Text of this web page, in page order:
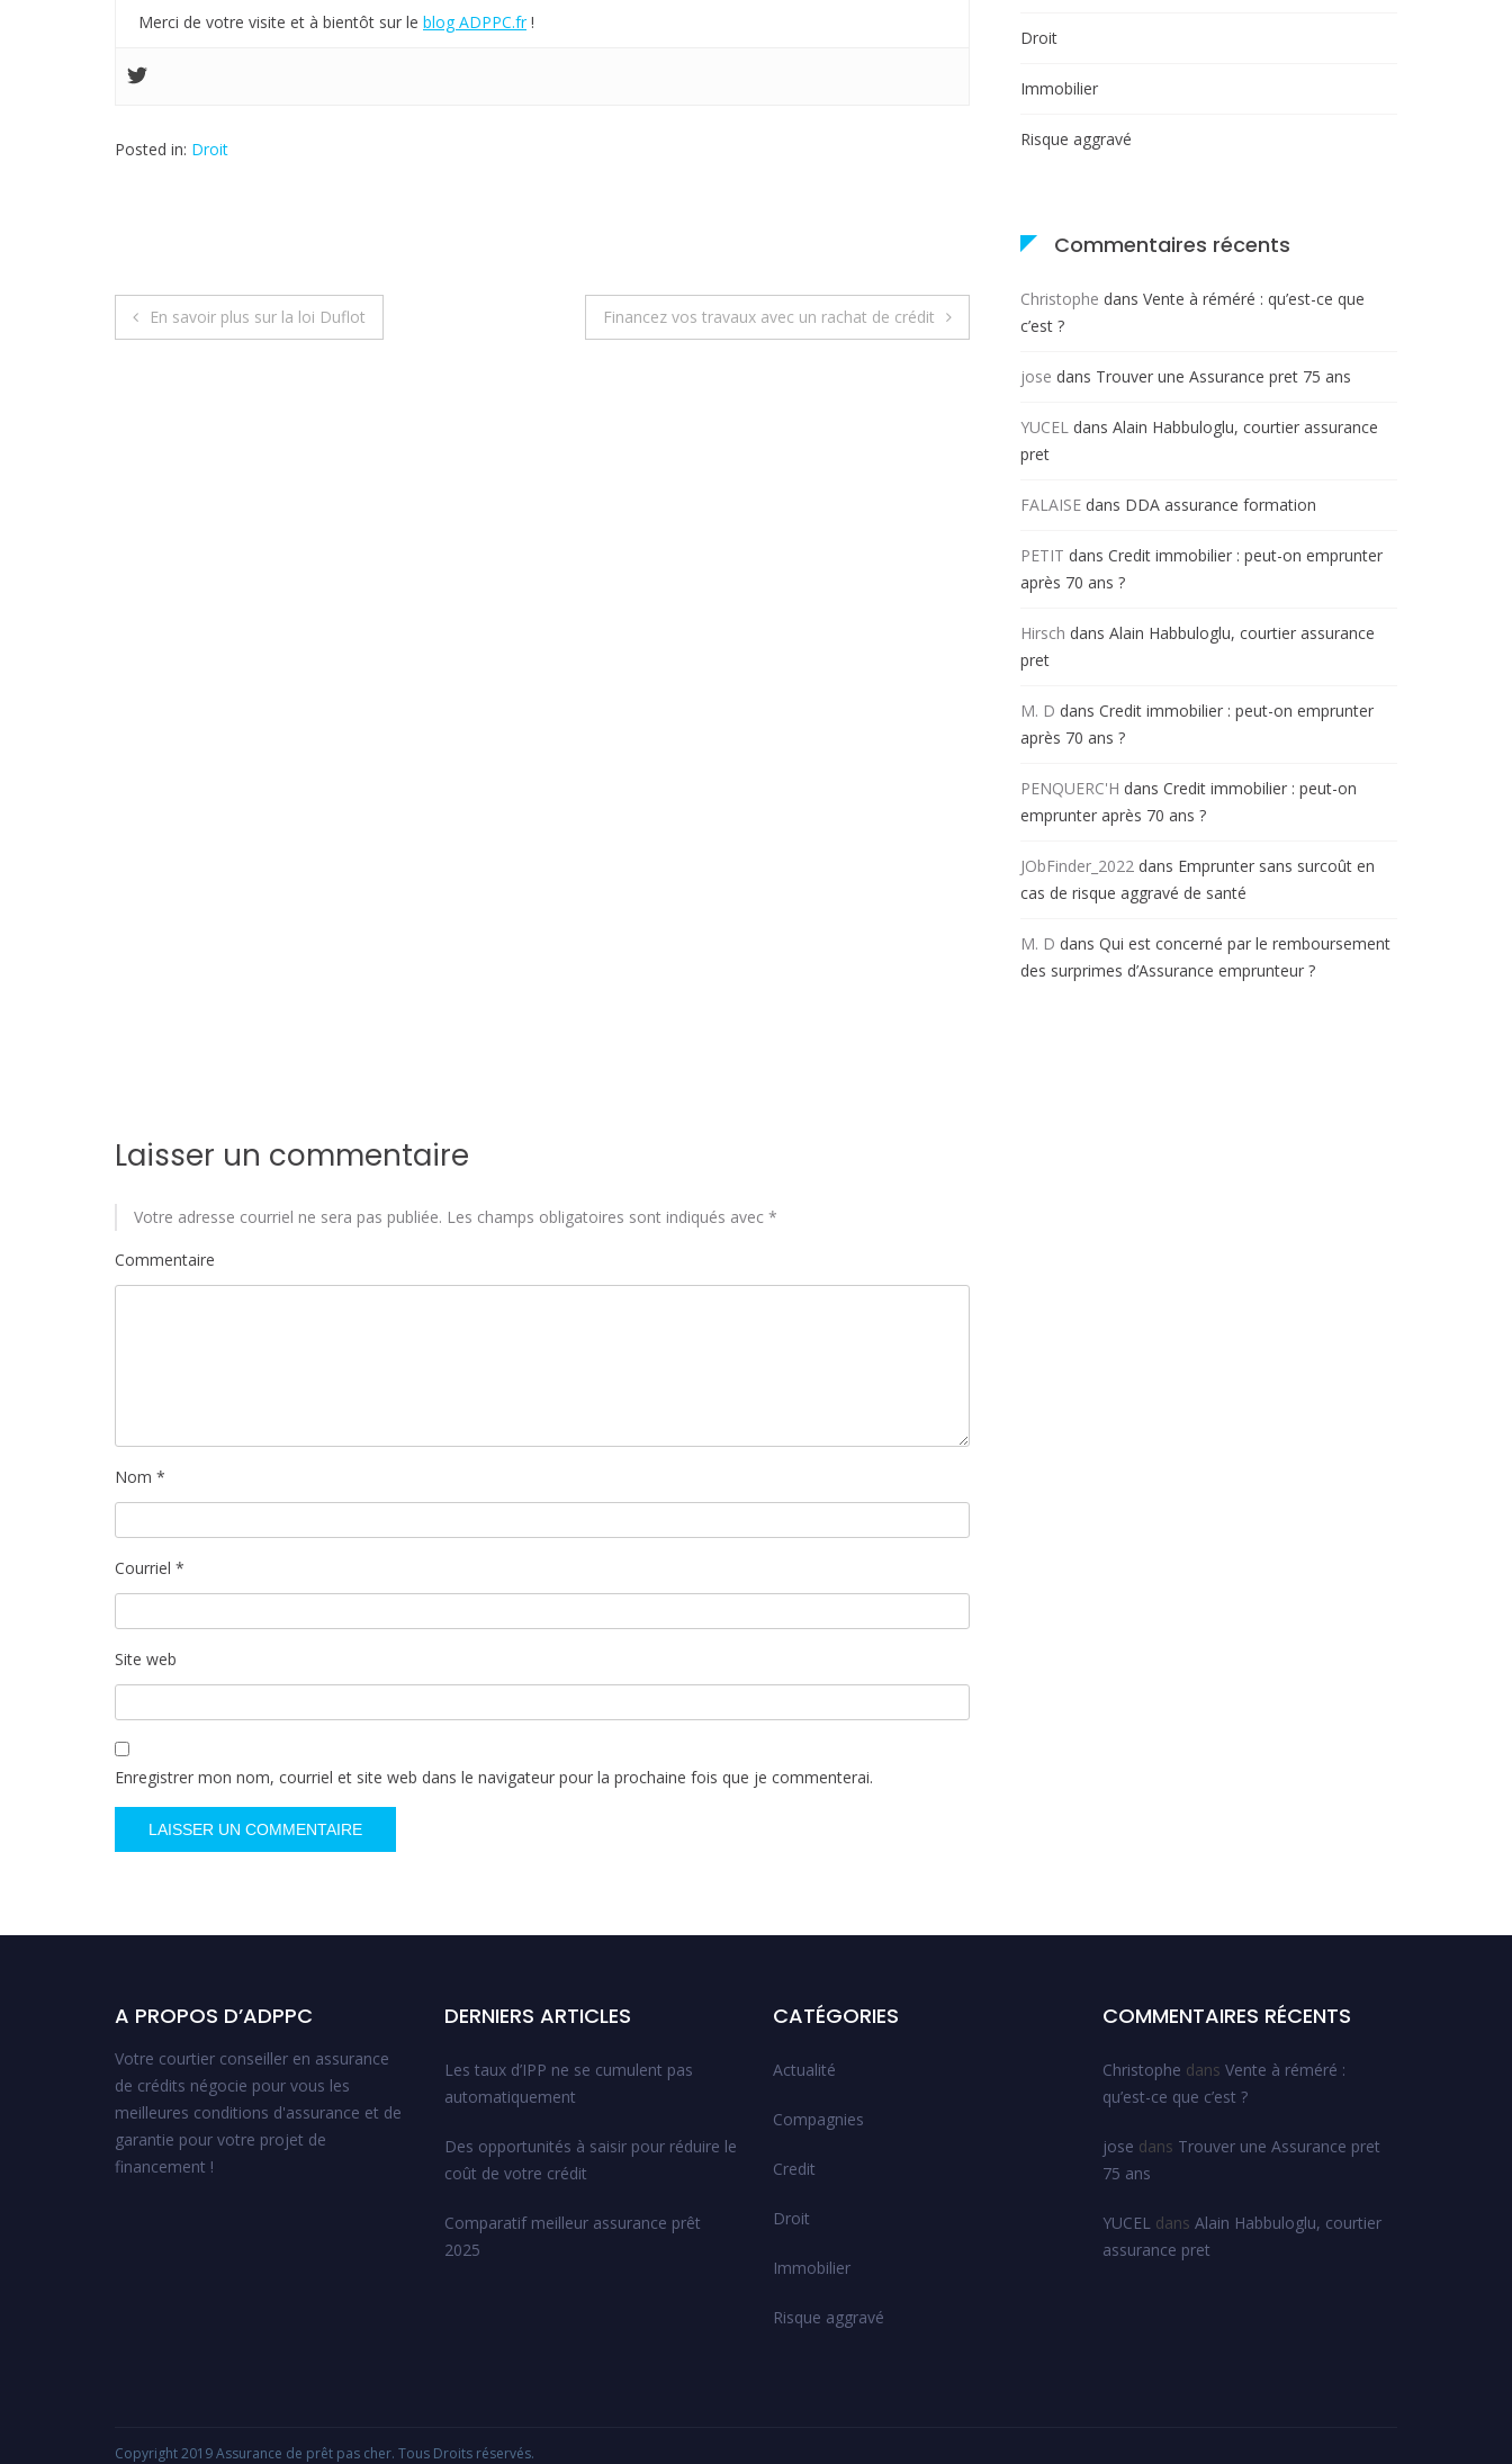
Merci de votre visite et à bientôt sur le blog ADPPC.fr!
Posted in: Droit
N
i
c
l
e
En savoir plus sur la loi Duflot Financez vos travaux avec un rachat de crédit
Laisser un commentaire
Votre adresse courriel ne sera pas publiée. Les champs obligatoires sont indiqués avec *
Commentaire
Nom *
Courriel *
Site web
Enregistrer mon nom, courriel et site web dans le navigateur pour la prochaine fois que je commenterai.
Droit
Immobilier
Risque aggravé
Commentaires récents
Christophe dans Vente à réméré : qu’est-ce que
c’est ?
jose dans Trouver une Assurance pret 75 ans
YUCEL dans Alain Habbuloglu, courtier assurance
pret
FALAISE dans DDA assurance formation
PETIT dans Credit immobilier : peut-on emprunter
après 70 ans ?
Hirsch dans Alain Habbuloglu, courtier assurance
pret
M. D dans Credit immobilier : peut-on emprunter
après 70 ans ?
PENQUERC'H dans Credit immobilier : peut-on
emprunter après 70 ans ?
JObFinder_2022 dans Emprunter sans surcoût en
cas de risque aggravé de santé
M. D dans Qui est concerné par le remboursement
des surprimes d’Assurance emprunteur ?
A PROPOS D’ADPPC
Votre courtier conseiller en assurance
de crédits négocie pour vous les
meilleures conditions d'assurance et de
garantie pour votre projet de
financement !
DERNIERS ARTICLES
Les taux d’IPP ne se cumulent pas
automatiquement
Des opportunités à saisir pour réduire le
coût de votre crédit
Comparatif meilleur assurance prêt
2025
CATÉGORIES
Actualité
Compagnies
Credit
Droit
Immobilier
Risque aggravé
COMMENTAIRES RÉCENTS
Christophe dans Vente à réméré :
qu’est-ce que c’est ?
jose dans Trouver une Assurance pret
75 ans
YUCELdans Alain Habbuloglu, courtier
assurance pret
Copyright 2019 Assurance de prêt pas cher. Tous Droits réservés.